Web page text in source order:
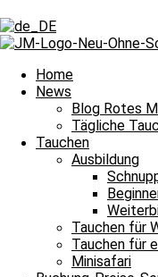
Home
News
Blog Rotes
Tägliche
Tauchen
Ausbildung
Tauchen für
Tauchen für
Minisafari
Schlagwort: Tui
Schlagwort: Tui
Blog Rotes Meer
Der Weg zum
Der Weg zum sicheren
Weiterlesen »
10. Juni 20212